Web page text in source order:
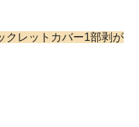
レットカバー1部剥が